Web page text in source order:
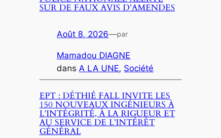
SUR DE FAUX AVIS D’AMENDES
Août 8, 2026—par
Mamadou DIAGNE
dans A LA UNE, Société
EPT : DÉTHIÉ FALL INVITE LES
150 NOUVEAUX INGÉNIEURS À
L’INTÉGRITÉ, À LA RIGUEUR ET
AU SERVICE DE L’INTÉRÊT
GÉNÉRAL